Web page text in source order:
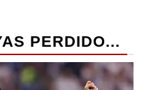
PERDIDO...